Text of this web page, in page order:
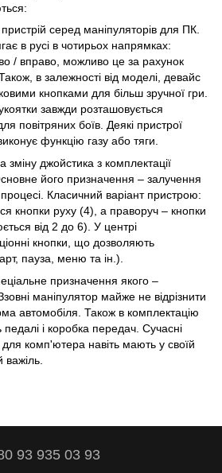
серед маніпуляторів для ПК.
в русі в чотирьох напрямках:
/ вправо, можливо це за рахунок
в залежності від моделі, девайс
кнопками для більш зручної гри.
завжди розташовується
повітряних боїв. Деякі пристрої
функцію газу або тяги.
джойстика з комплектації
його призначення – залучення
Класичний варіант пристрою:
кнопки руху (4), а праворуч – кнопки
від 2 до 6). У центрі
кнопки, що дозволяють
пауза, меню та ін.).
призначення якого –
маніпулятор майже не відрізнити
автомобіля. Також в комплектацію
і коробка передач. Сучасні
для комп'ютера навіть мають у своїй
важіль.
93 935 03 93